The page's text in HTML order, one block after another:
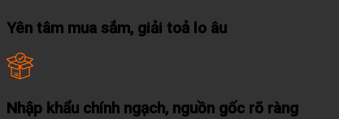
Yên tâm mua sắm, giải toả lo âu
Nhập khẩu chính ngạch, nguồn gốc rõ ràng